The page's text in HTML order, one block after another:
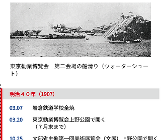
東京勧業博覧会 第二会場の船滑り（ウォーターシュー
ト）